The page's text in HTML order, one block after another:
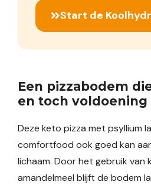
Start de
Een pizzabodem
en toch
Deze keto pizza met psyllium
comfortfood ook goed kan
lichaam. Door het gebruik van
amandelmeel blijft de bodem